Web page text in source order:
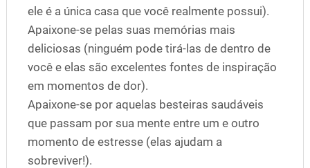
ele é a única casa que você realmente possui).
Apaixone-se pelas suas memórias mais
deliciosas (ninguém pode tirá-las de dentro de
você e elas são excelentes fontes de inspiração
em momentos de dor).
Apaixone-se por aquelas besteiras saudáveis
que passam por sua mente entre um e outro
momento de estresse (elas ajudam a
sobreviver!).